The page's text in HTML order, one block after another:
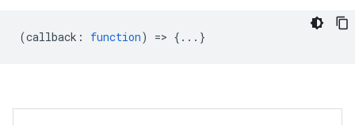
(callback : function) => {...}